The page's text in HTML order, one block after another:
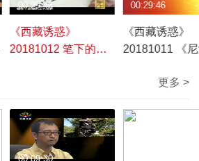
《西藏诱惑》
20181012 笔下的文
00:29:46
《西藏诱惑》
20181011 《
00:29:46
更多 >